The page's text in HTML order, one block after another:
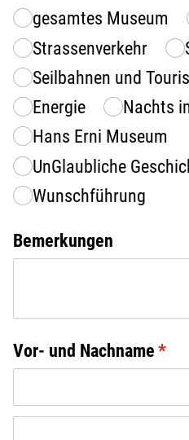
gesamtes Museum
Strassenverkehr
Seilbahnen und
Energie
Nachts
Hans Erni Museum
UnGlaubliche
Wunschführung
Bemerkungen
Vor- und Nachname *